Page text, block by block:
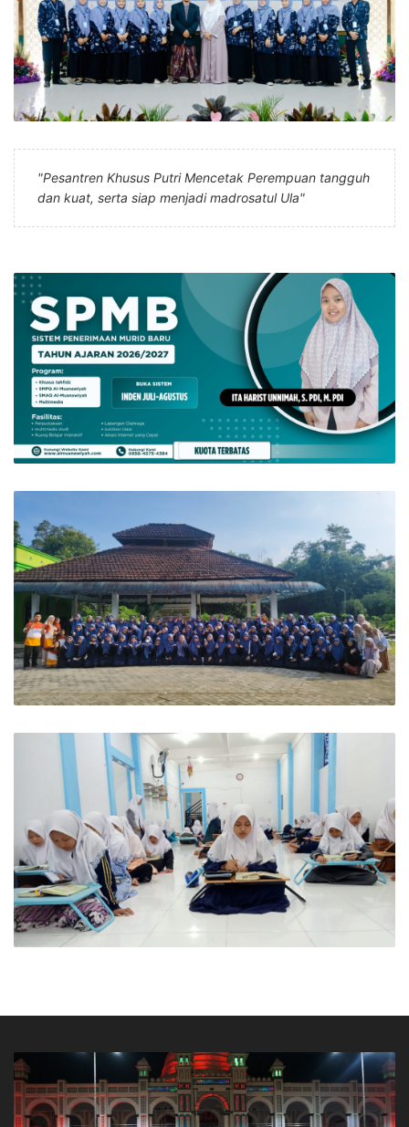
"Pesantren Khusus Putri Mencetak Perempuan tangguh
dan kuat, serta siap menjadi madrosatul Ula"